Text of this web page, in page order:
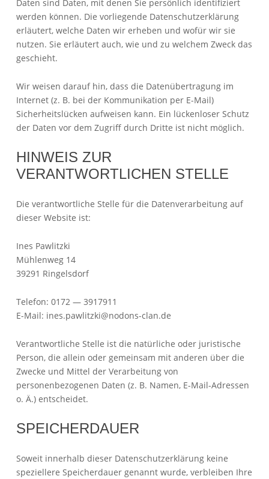
Daten sind Daten, mit denen Sie persönlich identifiziert
werden können. Die vorliegende Datenschutzerklärung
erläutert, welche Daten wir erheben und wofür wir sie
nutzen. Sie erläutert auch, wie und zu welchem Zweck das
geschieht.
Wir weisen darauf hin, dass die Datenübertragung im
Internet (z. B. bei der Kommunikation per E-Mail)
Sicherheitslücken aufweisen kann. Ein lückenloser Schutz
der Daten vor dem Zugriff durch Dritte ist nicht möglich.
HINWEIS ZUR
VERANTWORTLICHEN STELLE
Die verantwortliche Stelle für die Datenverarbeitung auf
dieser Website ist:
Ines Pawlitzki
Mühlenweg 14
39291 Ringelsdorf
Telefon: 0172 — 3917911
E-Mail: ines.pawlitzki@nodons-clan.de
Verantwortliche Stelle ist die natürliche oder juristische
Person, die allein oder gemeinsam mit anderen über die
Zwecke und Mittel der Verarbeitung von
personenbezogenen Daten (z. B. Namen, E-Mail-Adressen
o. Ä.) entscheidet.
SPEICHERDAUER
Soweit innerhalb dieser Datenschutzerklärung keine
speziellere Speicherdauer genannt wurde, verbleiben Ihre